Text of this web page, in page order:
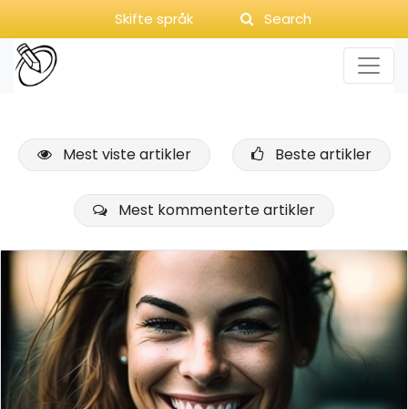
Skifte språk Search
Mest viste artikler Beste artikler
Mest kommenterte artikler